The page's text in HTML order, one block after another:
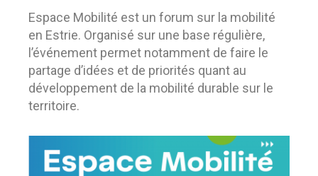
Espace Mobilité est un forum sur la mobilité
en Estrie. Organisé sur une base régulière,
l’événement permet notamment de faire le
partage d’idées et de priorités quant au
développement de la mobilité durable sur le
territoire.